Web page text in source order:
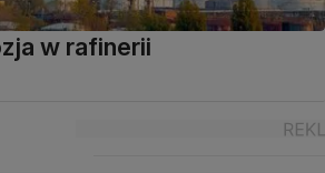
w rafinerii